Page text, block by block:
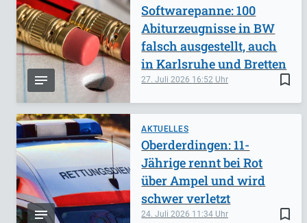
bookmark_border
27. Juli 2026 16:52
Softwarepanne: 100
Abiturzeugnisse in BW
falsch ausgestellt, auch
in Karlsruhe und Bretten
AKTUELLES
bookmark_border
24. Juli 2026 11:34
Oberderdingen: 11-
Jährige rennt bei Rot
über Ampel und wird
schwer verletzt